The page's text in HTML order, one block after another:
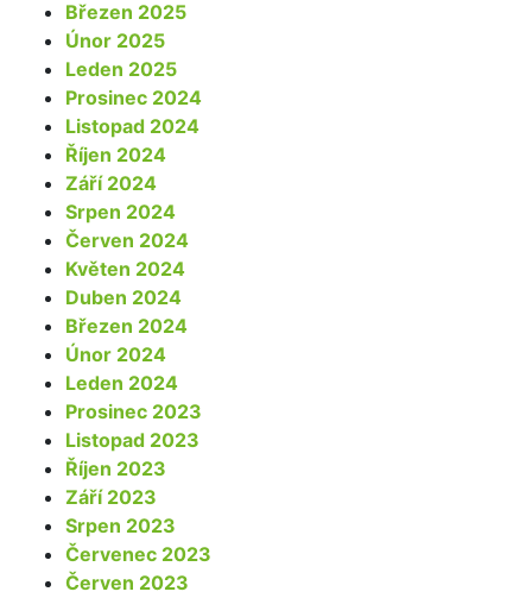
Březen 2025
Únor 2025
Leden 2025
Prosinec 2024
Listopad 2024
Říjen 2024
Září 2024
Srpen 2024
Červen 2024
Květen 2024
Duben 2024
Březen 2024
Únor 2024
Leden 2024
Prosinec 2023
Listopad 2023
Říjen 2023
Září 2023
Srpen 2023
Červenec 2023
Červen 2023